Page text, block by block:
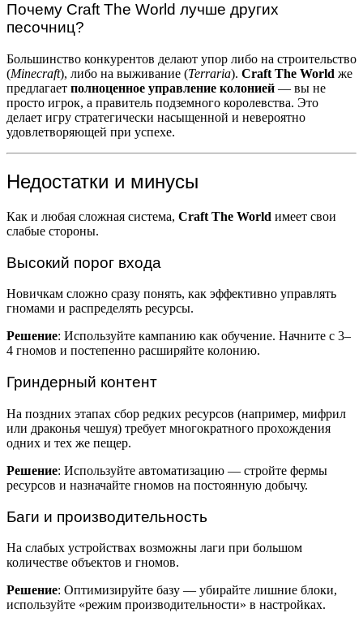
Почему Craft The World лучше других
песочниц?
Большинство конкурентов делают упор либо на строительство
(Minecraft), либо на выживание (Terraria). Craft The World же
предлагает полноценное управление колонией — вы не
просто игрок, а правитель подземного королевства. Это
делает игру стратегически насыщенной и невероятно
удовлетворяющей при успехе.
Недостатки и минусы
Как и любая сложная система, Craft The World имеет свои
слабые стороны.
Высокий порог входа
Новичкам сложно сразу понять, как эффективно управлять
гномами и распределять ресурсы.
Решение: Используйте кампанию как обучение. Начните с 3–
4 гномов и постепенно расширяйте колонию.
Гриндерный контент
На поздних этапах сбор редких ресурсов (например, мифрил
или драконья чешуя) требует многократного прохождения
одних и тех же пещер.
Решение: Используйте автоматизацию — стройте фермы
ресурсов и назначайте гномов на постоянную добычу.
Баги и производительность
На слабых устройствах возможны лаги при большом
количестве объектов и гномов.
Решение: Оптимизируйте базу — убирайте лишние блоки,
используйте «режим производительности» в настройках.